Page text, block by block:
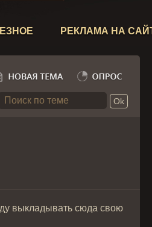
РЕКЛАМА НА
выкладывать сюда свою